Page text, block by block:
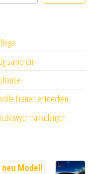
sanieren
Frauen entdecken
nakładanych
neu Modell